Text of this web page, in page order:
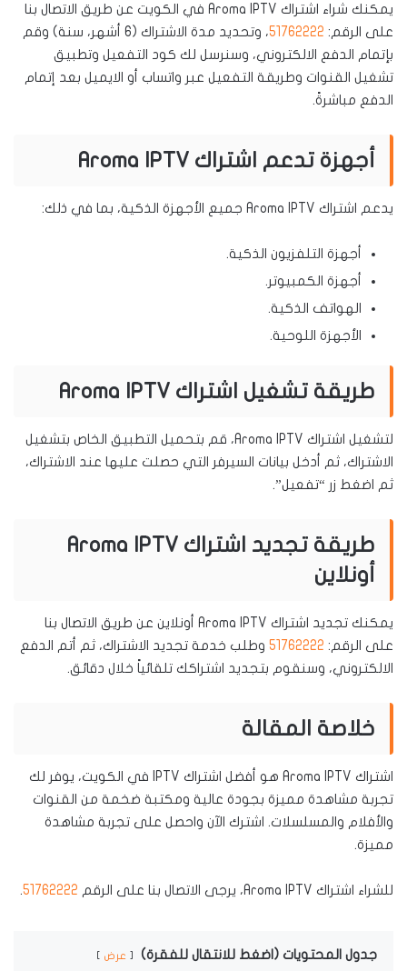
يمكنك شراء اشتراك Aroma IPTV في الكويت عن طريق الاتصال بنا
على الرقم: 51762222
، وتحديد مدة الاشتراك (6 أشهر، سنة) وقم
بإتمام الدفع الالكتروني، وسنرسل لك كود التفعيل وتطبيق
تشغيل القنوات وطريقة التفعيل عبر واتساب أو الايميل بعد إتمام
الدفع مباشرةً.
أجهزة تدعم اشتراك Aroma IPTV
يدعم اشتراك Aroma IPTV جميع الأجهزة الذكية، بما في ذلك:
أجهزة التلفزيون الذكية.
أجهزة الكمبيوتر.
الهواتف الذكية.
الأجهزة اللوحية.
طريقة تشغيل اشتراك Aroma IPTV
لتشغيل اشتراك Aroma IPTV، قم بتحميل التطبيق الخاص بتشغيل
الاشتراك، ثم أدخل بيانات السيرفر التي حصلت عليها عند الاشتراك،
ثم اضغط زر “تفعيل”.
طريقة تجديد اشتراك Aroma IPTV
أونلاين
يمكنك تجديد اشتراك Aroma IPTV أونلاين عن طريق الاتصال بنا
على الرقم: 51762222 وطلب خدمة تجديد الاشتراك، ثم أتم الدفع
الالكتروني، وسنقوم بتجديد اشتراكك تلقائياً خلال دقائق.
خلاصة المقالة
اشتراك Aroma IPTV هو أفضل اشتراك IPTV في الكويت، يوفر لك
تجربة مشاهدة مميزة بجودة عالية ومكتبة ضخمة من القنوات
والأفلام والمسلسلات. اشترك الآن واحصل على تجربة مشاهدة
مميزة.
للشراء اشتراك Aroma IPTV، يرجى الاتصال بنا على الرقم 51762222
.
جدول المحتويات (اضغط للانتقال للفقرة) عرض